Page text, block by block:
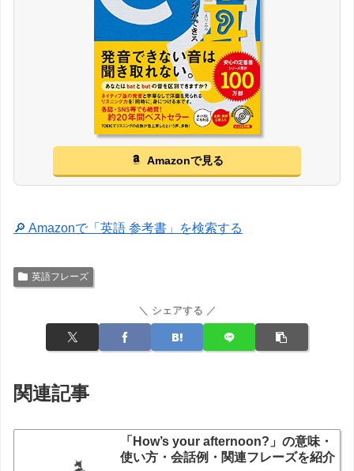
Amazonで見る
🔎 Amazonで「英語 参考書」を検索する
英語フレーズ
＼ シェアする ／
関連記事
「How’s your afternoon?」の意味・
使い方・会話例・関連フレーズを紹介